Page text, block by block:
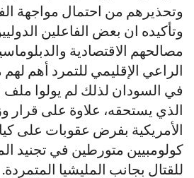
وتحذيرهم من احتمال مواجهة
وتأكيده ان بعض الفاعلين
مصالحهم الاقتصادية
الراعي الإقليمي للتمرد أهم
في السودان لذلك لم يولوا ملف
الذي يستحقه، علاوة على قرار
الأمريكية بفرض عقوبات على
كولومبيين متورطين في تجنيد
للقتال بجانب المليشيا المتمردة.